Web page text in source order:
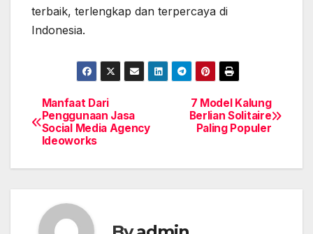
terbaik, terlengkap dan terpercaya di
Indonesia.
Post
navigation
7 Model Kalung
Berlian Solitaire
Paling Populer
Manfaat Dari
Penggunaan Jasa
Social Media Agency
Ideoworks